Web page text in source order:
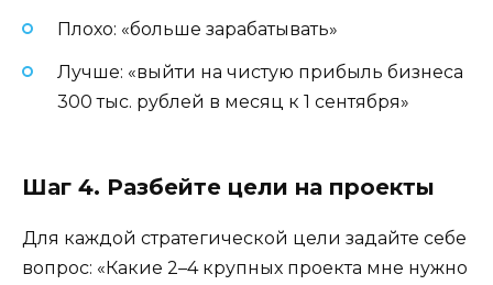
Плохо: «больше зарабатывать»
Лучше: «выйти на чистую прибыль бизнеса
300 тыс. рублей в месяц к 1 сентября»
Шаг 4. Разбейте цели на проекты
Для каждой стратегической цели задайте себе
вопрос: «Какие 2–4 крупных проекта мне нужно